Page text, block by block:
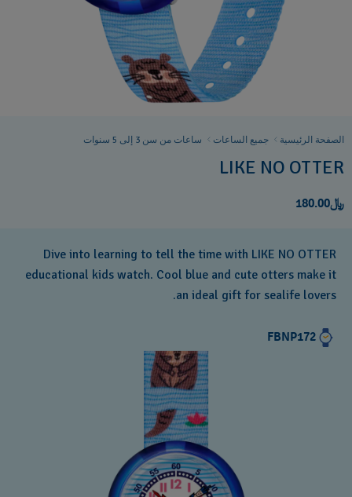
الصفحة الرئيسية جميع الساعات ساعات من سن 3 إلى 5 سنوات
LIKE NO OTTER
﷼180.00
Dive into learning to tell the time with LIKE NO OTTER
educational kids watch. Cool blue and cute otters make it
an ideal gift for sealife lovers.
FBNP172